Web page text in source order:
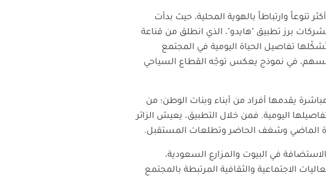
وارتباطاً بالهوية المحلية، حيث بدأت
برز تطبيق "هايدو"، الذي انطلق من قناعة
تفاصيل الحياة اليومية في المجتمع
في نموذج يعكس توجّه القطاع السياحي
يقدمها أفراد من أبناء وبنات الوطن؛ من
اليومية. فمن خلال التطبيق، يعيش الزائر
الماضي وشغف الحاضر وتطلعات المستقبل.
في البيوت والمزارع السعودية،
الاجتماعية والثقافية المرتبطة بالمجتمع